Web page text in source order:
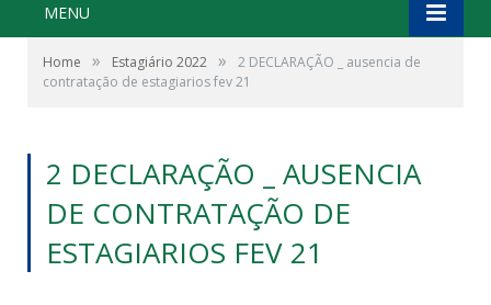
MENU
Home » Estagiário 2022 »
2 DECLARAÇÃO _ ausencia de
contratação de estagiarios fev 21
2 DECLARAÇÃO _ AUSENCIA
DE CONTRATAÇÃO DE
ESTAGIARIOS FEV 21